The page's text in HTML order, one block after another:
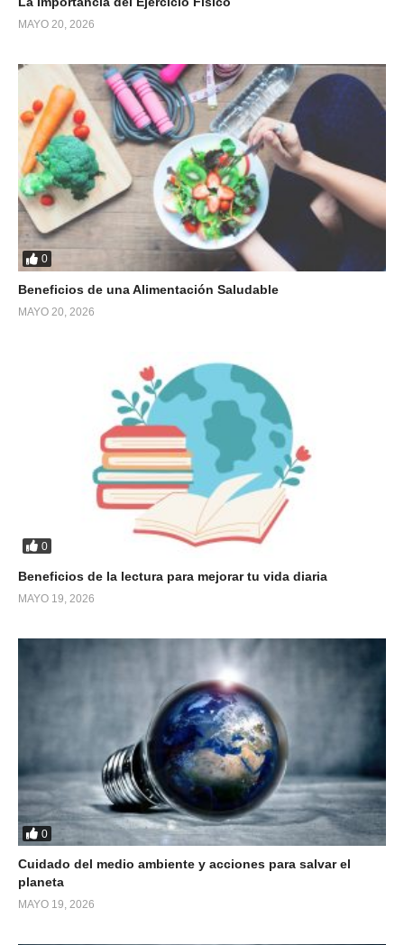
MAYO 20, 2026
0
Beneficios de una Alimentación Saludable
MAYO 20, 2026
0
Beneficios de la lectura para mejorar tu vida diaria
MAYO 19, 2026
0
Cuidado del medio ambiente y acciones para salvar el
planeta
MAYO 19, 2026